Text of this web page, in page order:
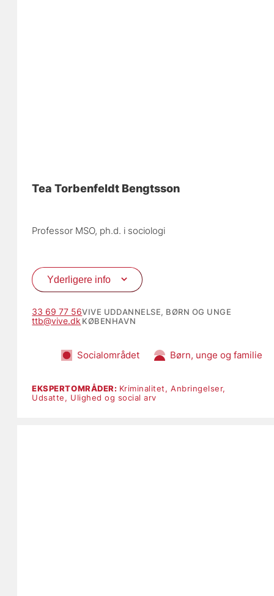
Tea Torbenfeldt Bengtsson
Professor MSO, ph.d. i sociologi
Yderligere info
33 69 77 56
ttb@vive.dk
VIVE UDDANNELSE, BØRN OG UNGE
KØBENHAVN
Socialområdet Børn, unge og familie
EKSPERTOMRÅDER: Kriminalitet, Anbringelser,
Udsatte, Ulighed og social arv